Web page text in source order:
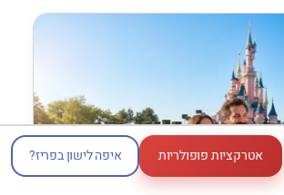
מדריך פריז
במתנה
דברו
איתי בווטסאפ
אטרקציות פופולריות איפה לישון בפריז?